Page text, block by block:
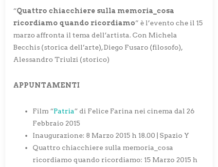
“Quattro chiacchiere sulla memoria_cosa
ricordiamo quando ricordiamo” è l’evento che il 15
marzo affronta il tema dell’artista. Con Michela
Becchis (storica dell’arte), Diego Fusaro (filosofo),
Alessandro Triulzi (storico)
APPUNTAMENTI
Film “Patria” di Felice Farina nei cinema dal 26
Febbraio 2015
Inaugurazione: 8 Marzo 2015 h 18.00 | Spazio Y
Quattro chiacchiere sulla memoria_cosa
ricordiamo quando ricordiamo: 15 Marzo 2015 h